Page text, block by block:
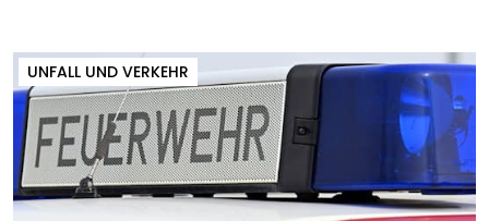
UNFALL UND VERKEHR